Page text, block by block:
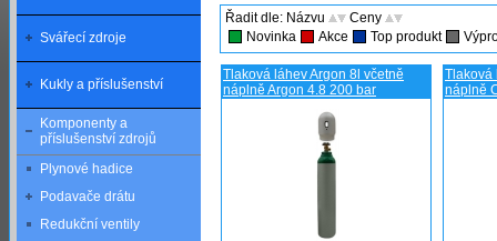
Řadit dle: Názvu
Ceny
Novinka
Akce Top produkt
Tlaková láhev Argon 8l včetně
náplně Argon 4.8 200 bar
Tlaková
náplně
Svářecí zdroje
Kukly a příslušenství
Komponenty a
příslušenství zdrojů
Plynové hadice
Podavače drátu
Redukční ventily